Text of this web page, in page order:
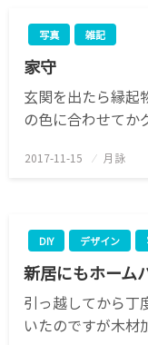
写真 雑記
家守
玄関を出たら縁起
の色に合わせて
投
2017-11-15 月詠
DIY デザイン
新居にもホーム
引っ越してから丁
いたのですが木